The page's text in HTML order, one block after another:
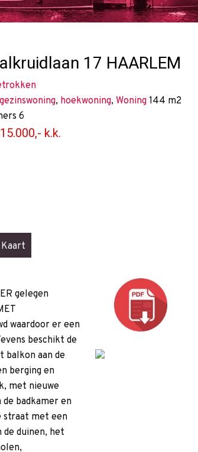
17 HAARLEM
, hoekwoning, Woning 144 m2
6
k.k.
Kaart
gelegen
waardoor er een
beschikt de
balkon aan de
berging en
met nieuwe
badkamer en
straat met een
duinen, het